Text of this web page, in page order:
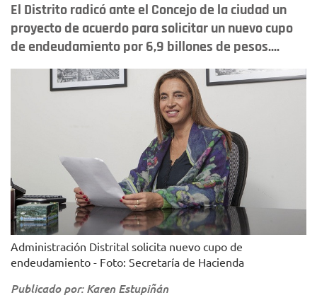
El Distrito radicó ante el Concejo de la ciudad un
proyecto de acuerdo para solicitar un nuevo cupo
de endeudamiento por 6,9 billones de pesos....
Administración Distrital solicita nuevo cupo de
endeudamiento - Foto: Secretaría de Hacienda
Publicado por: Karen Estupiñán